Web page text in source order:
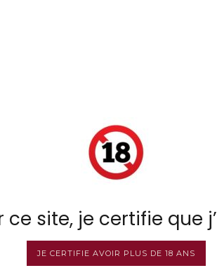
site, je certifie que
JE CERTIFIE AVOIR PLUS DE 18 ANS